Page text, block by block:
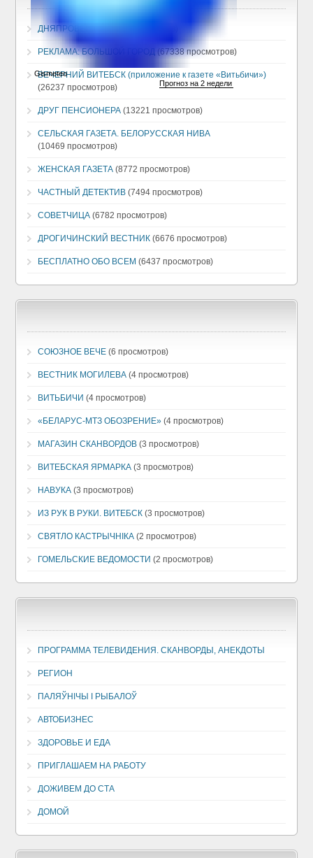
ДНЯПРОВЕЦ(130379 просмотров)
РЕКЛАМА: БОЛЬШОЙ ГОРОД (67338 просмотров)
ВЕЧЕРНИЙ ВИТЕБСК (приложение к газете «Витьбичи»)
(26237 просмотров)
ДРУГ ПЕНСИОНЕРА (13221 просмотров)
СЕЛЬСКАЯ ГАЗЕТА. БЕЛОРУССКАЯ НИВА
(10469 просмотров)
ЖЕНСКАЯ ГАЗЕТА (8772 просмотров)
ЧАСТНЫЙ ДЕТЕКТИВ (7494 просмотров)
СОВЕТЧИЦА (6782 просмотров)
ДРОГИЧИНСКИЙ ВЕСТНИК (6676 просмотров)
БЕСПЛАТНО ОБО ВСЕМ (6437 просмотров)
СОЮЗНОЕ ВЕЧЕ (6 просмотров)
ВЕСТНИК МОГИЛЕВА (4 просмотров)
ВИТЬБИЧИ (4 просмотров)
«БЕЛАРУС-МТЗ ОБОЗРЕНИЕ» (4 просмотров)
МАГАЗИН СКАНВОРДОВ (3 просмотров)
ВИТЕБСКАЯ ЯРМАРКА (3 просмотров)
НАВУКА (3 просмотров)
ИЗ РУК В РУКИ. ВИТЕБСК (3 просмотров)
СВЯТЛО КАСТРЫЧНIКА (2 просмотров)
ГОМЕЛЬСКИЕ ВЕДОМОСТИ (2 просмотров)
ПРОГРАММА ТЕЛЕВИДЕНИЯ. СКАНВОРДЫ, АНЕКДОТЫ
РЕГИОН
ПАЛЯЎНІЧЫ І РЫБАЛОЎ
АВТОБИЗНЕС
ЗДОРОВЬЕ И ЕДА
ПРИГЛАШАЕМ НА РАБОТУ
ДОЖИВЕМ ДО СТА
ДОМОЙ